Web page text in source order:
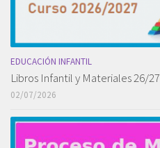
EDUCACIÓN INFANTIL
Libros Infantil y Materiales 26/27
02/07/2026